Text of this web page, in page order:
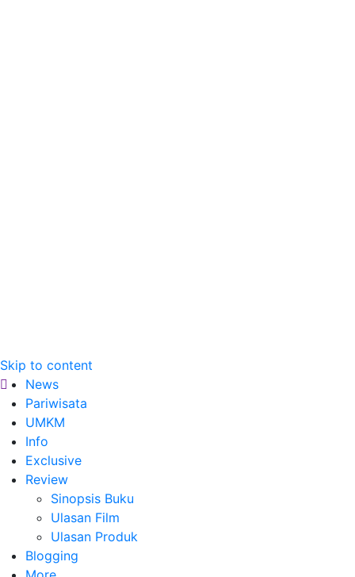
Skip to content
News
Pariwisata
UMKM
Info
Exclusive
Review
Sinopsis Buku
Ulasan Film
Ulasan Produk
Blogging